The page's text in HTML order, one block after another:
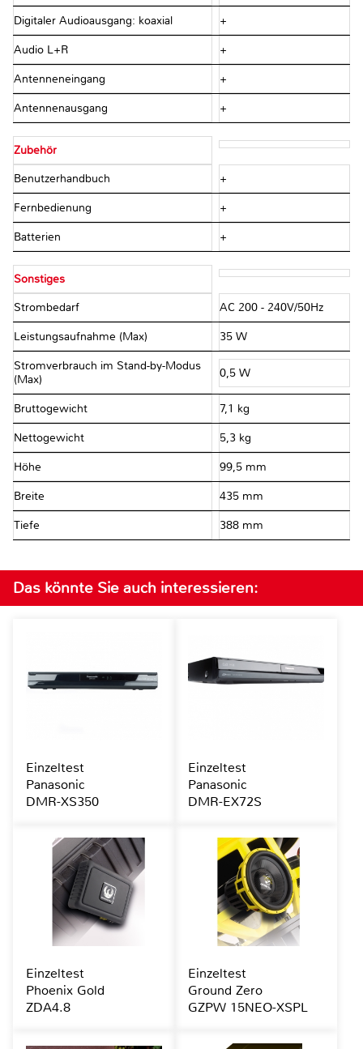
Digitaler Audioausgang: koaxial +
Audio L+R +
Antenneneingang +
Antennenausgang +
Zubehör
Benutzerhandbuch +
Fernbedienung +
Batterien +
Sonstiges
Strombedarf AC 200 - 240V/50Hz
Leistungsaufnahme (Max) 35 W
Stromverbrauch im Stand-by-Modus
(Max)
0,5 W
Bruttogewicht 7,1 kg
Nettogewicht 5,3 kg
Höhe 99,5 mm
Breite 435 mm
Tiefe 388 mm
Das könnte Sie auch interessieren:
Einzeltest
Panasonic
DMR-XS350
Einzeltest
Panasonic
DMR-EX72S
Einzeltest
Phoenix Gold
ZDA4.8
Einzeltest
Ground Zero
GZPW 15NEO-XSPL